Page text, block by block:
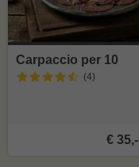
Carpaccio per 10
(4)
€ 35,-